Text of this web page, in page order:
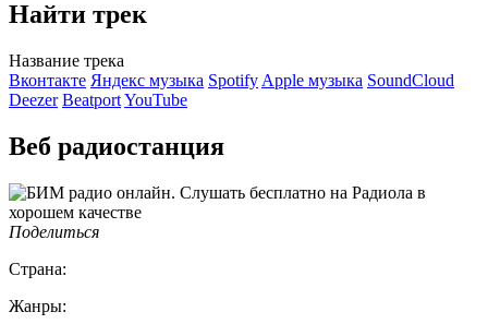
Найти трек
Название трека
Вконтакте Яндекс музыка Spotify Apple музыка SoundCloud
Deezer BeatportYouTube
Веб радиостанция
Поделиться
Страна:
Жанры: